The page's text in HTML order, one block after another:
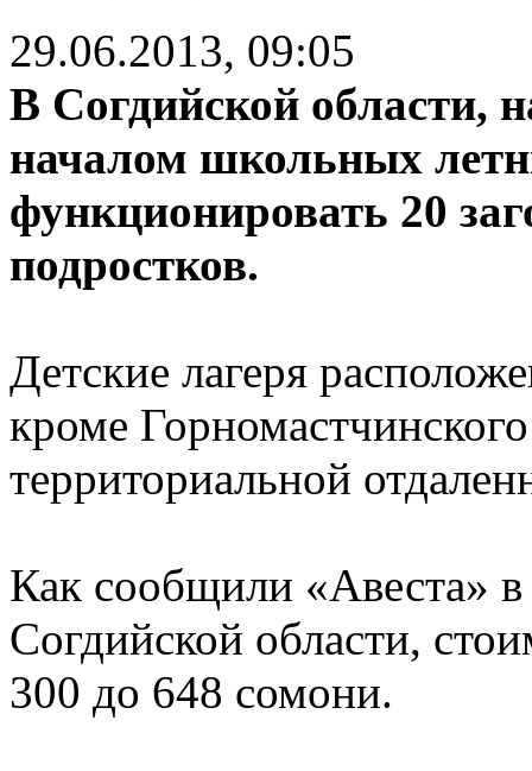
29.06.2013, 09:05
В Согдийской области,
началом школьных
функционировать 20
подростков.
Детские лагеря
кроме
территориальной
Как сообщили «Авеста»
Согдийской области,
300 до 648 сомони.